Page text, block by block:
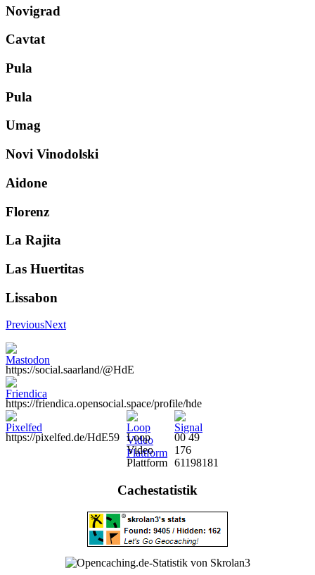
Novigrad
Cavtat
Pula
Pula
Umag
Novi Vinodolski
Aidone
Florenz
La Rajita
Las Huertitas
Lissabon
PreviousNext
https://social.saarland/@HdE
https://friendica.opensocial.space/profile/hde
https://pixelfed.de/HdE59 Loop
Video
Plattform
00 49
176
61198181
Cachestatistik